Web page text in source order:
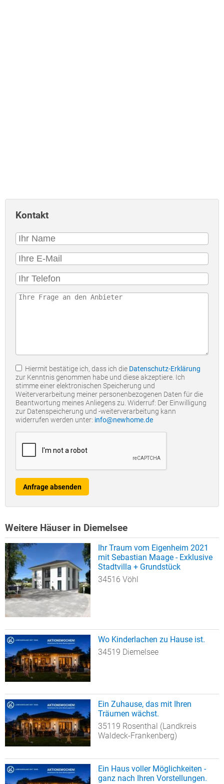
Kontakt
Hiermit bestätige ich, dass ich die Datenschutz-Erklärung
zur Kenntnis genommen habe und diese akzeptiere. Ich
stimme einer elektronischen Speicherung und
Weiterverarbeitung meiner personenbezogenen Daten für die
Beantwortung meines Anliegens zu. Widerruf: Der Einwilligung
zur Datenspeicherung und -weiterverarbeitung kann
widerrufen werden unter: info@newhome.de
Anfrage absenden
Weitere Häuser in Diemelsee
Ihr Traum vom Eigenheim 2021
mit Sebastian Maage - Exklusive
Stadtvilla + Grundstück
34516 Vöhl
Wo Kinderlachen zu Hause ist.
34519 Diemelsee
Ein Zuhause, das mit Ihren
Träumen wächst.
35119 Rosenthal (Landkreis
Waldeck-Frankenberg)
Ein Haus voller Möglichkeiten -
ganz nach Ihren Vorstellungen.